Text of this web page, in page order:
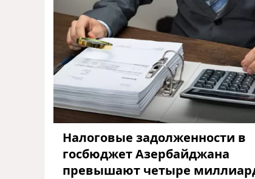
Налоговые задолженности в
госбюджет Азербайджана
превышают четыре